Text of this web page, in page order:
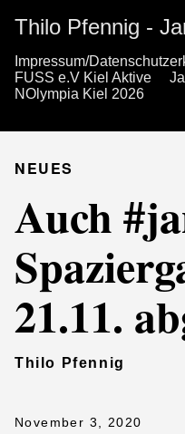
Thilo Pfennig -
Impressum/
FUSS e.V Kiel Aktive
NOlympia Kiel 2026
NEUES
Auch
21.11.
Thilo Pfennig
November 3, 2020